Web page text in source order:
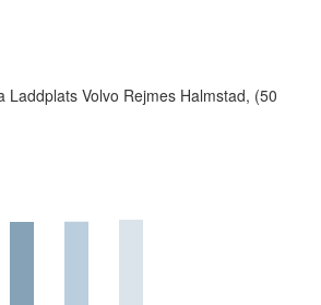
Laddplats Volvo Rejmes Halmstad, (50